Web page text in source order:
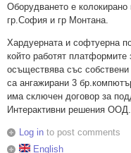
Оборудването е
гр.София и гр Монтана.
Хардуерната и софтуерна
който работят платформите
осъществява със
са ангажирани 3
има сключен договор за
Интерактивни решения ООД.
Log in to post comments
English